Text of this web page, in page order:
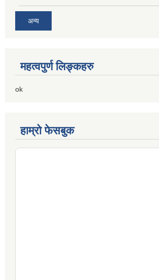
अन्य
महत्वपुर्ण लिङ्कहरु
ok
हाम्रो फेसबुक